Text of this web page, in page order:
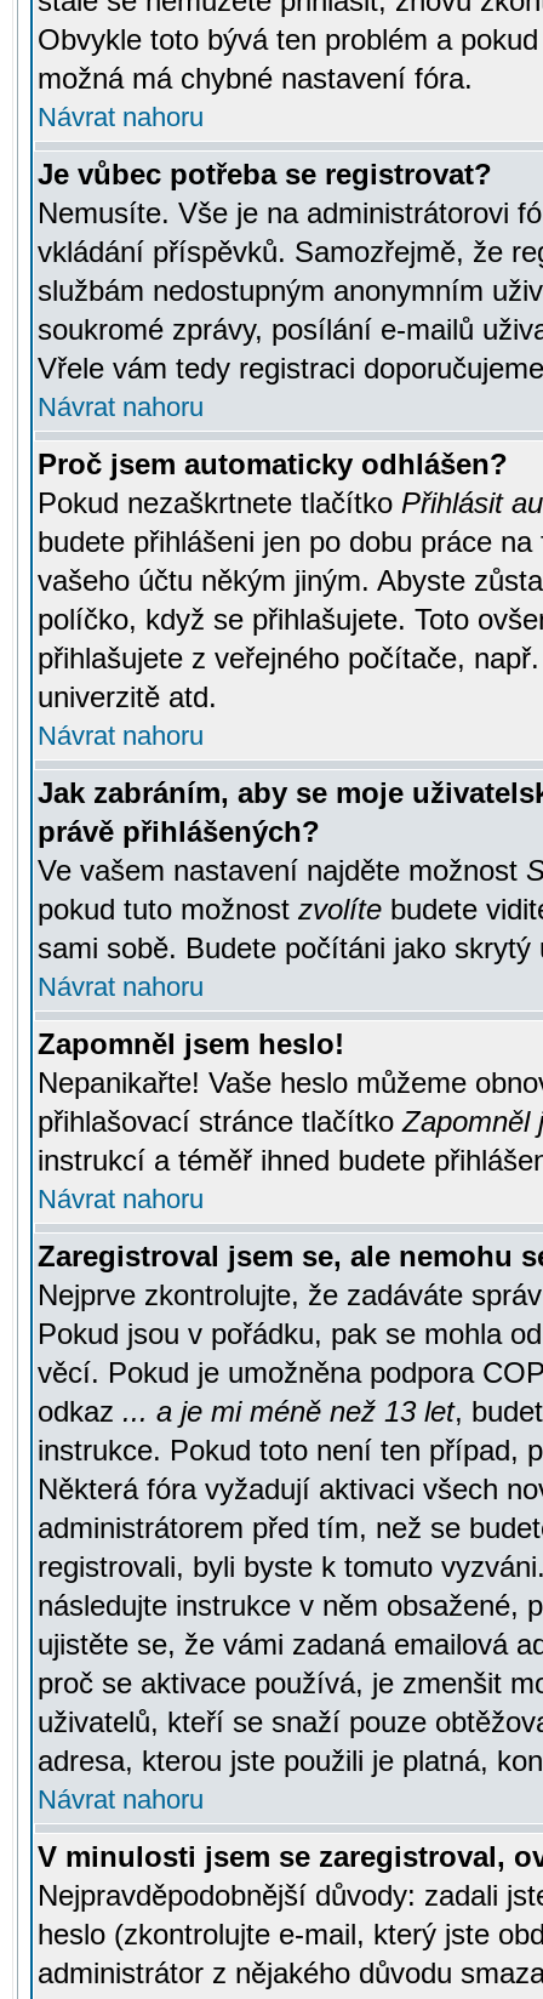
Obvykle toto bývá ten problém a
možná má chybné nastavení fóra.
Návrat nahoru
Je vůbec potřeba se registrovat?
Nemusíte. Vše je na administrátorovi
vkládání příspěvků. Samozřejmě, že
službám nedostupným anonymním
soukromé zprávy, posílání e-mailů
Vřele vám tedy registraci
Návrat nahoru
Proč jsem automaticky odhlášen?
Pokud nezaškrtnete tlačítko Přihlásit
budete přihlášeni jen po dobu práce
vašeho účtu někým jiným. Abyste
políčko, když se přihlašujete. Toto
přihlašujete z veřejného počítače,
univerzitě atd.
Návrat nahoru
Jak zabráním, aby se moje
právě přihlášených?
Ve vašem nastavení najděte možnost
pokud tuto možnost zvolíte budete
sami sobě. Budete počítáni jako skrytý
Návrat nahoru
Zapomněl jsem heslo!
Nepanikařte! Vaše heslo můžeme
přihlašovací stránce tlačítkoZapomněl
instrukcí a téměř ihned budete
Návrat nahoru
Zaregistroval jsem se, ale nemohu
Nejprve zkontrolujte, že zadáváte
Pokud jsou v pořádku, pak se mohla
věcí. Pokud je umožněna podpora
odkaz ... a je mi méně než 13 let,
instrukce. Pokud toto není ten případ,
Některá fóra vyžadují aktivaci všech
administrátorem před tím, než se
registrovali, byli byste k tomuto
následujte instrukce v něm obsažené,
ujistěte se, že vámi zadaná emailová
proč se aktivace používá, je zmenšit
uživatelů, kteří se snaží pouze
adresa, kterou jste použili je platná,
Návrat nahoru
V minulosti jsem se zaregistroval,
Nejpravděpodobnější důvody: zadali
heslo (zkontrolujte e-mail, který jste
administrátor z nějakého důvodu